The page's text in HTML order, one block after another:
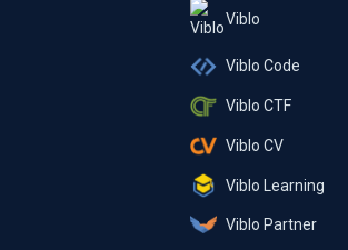
Viblo
Viblo Code
Viblo CTF
Viblo CV
Viblo Learning
Viblo Partner